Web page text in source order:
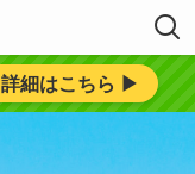
詳細はこちら ▶︎